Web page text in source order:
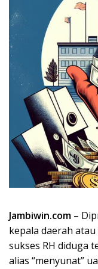
Jambiwin.com –
kepala daerah
sukses RH diduga
alias “menyunat”